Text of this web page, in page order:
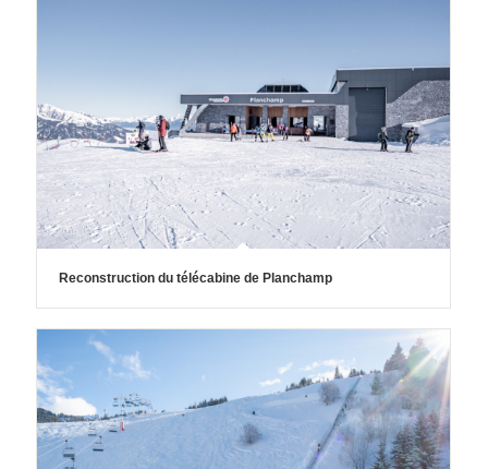
Reconstruction du télécabine de Planchamp